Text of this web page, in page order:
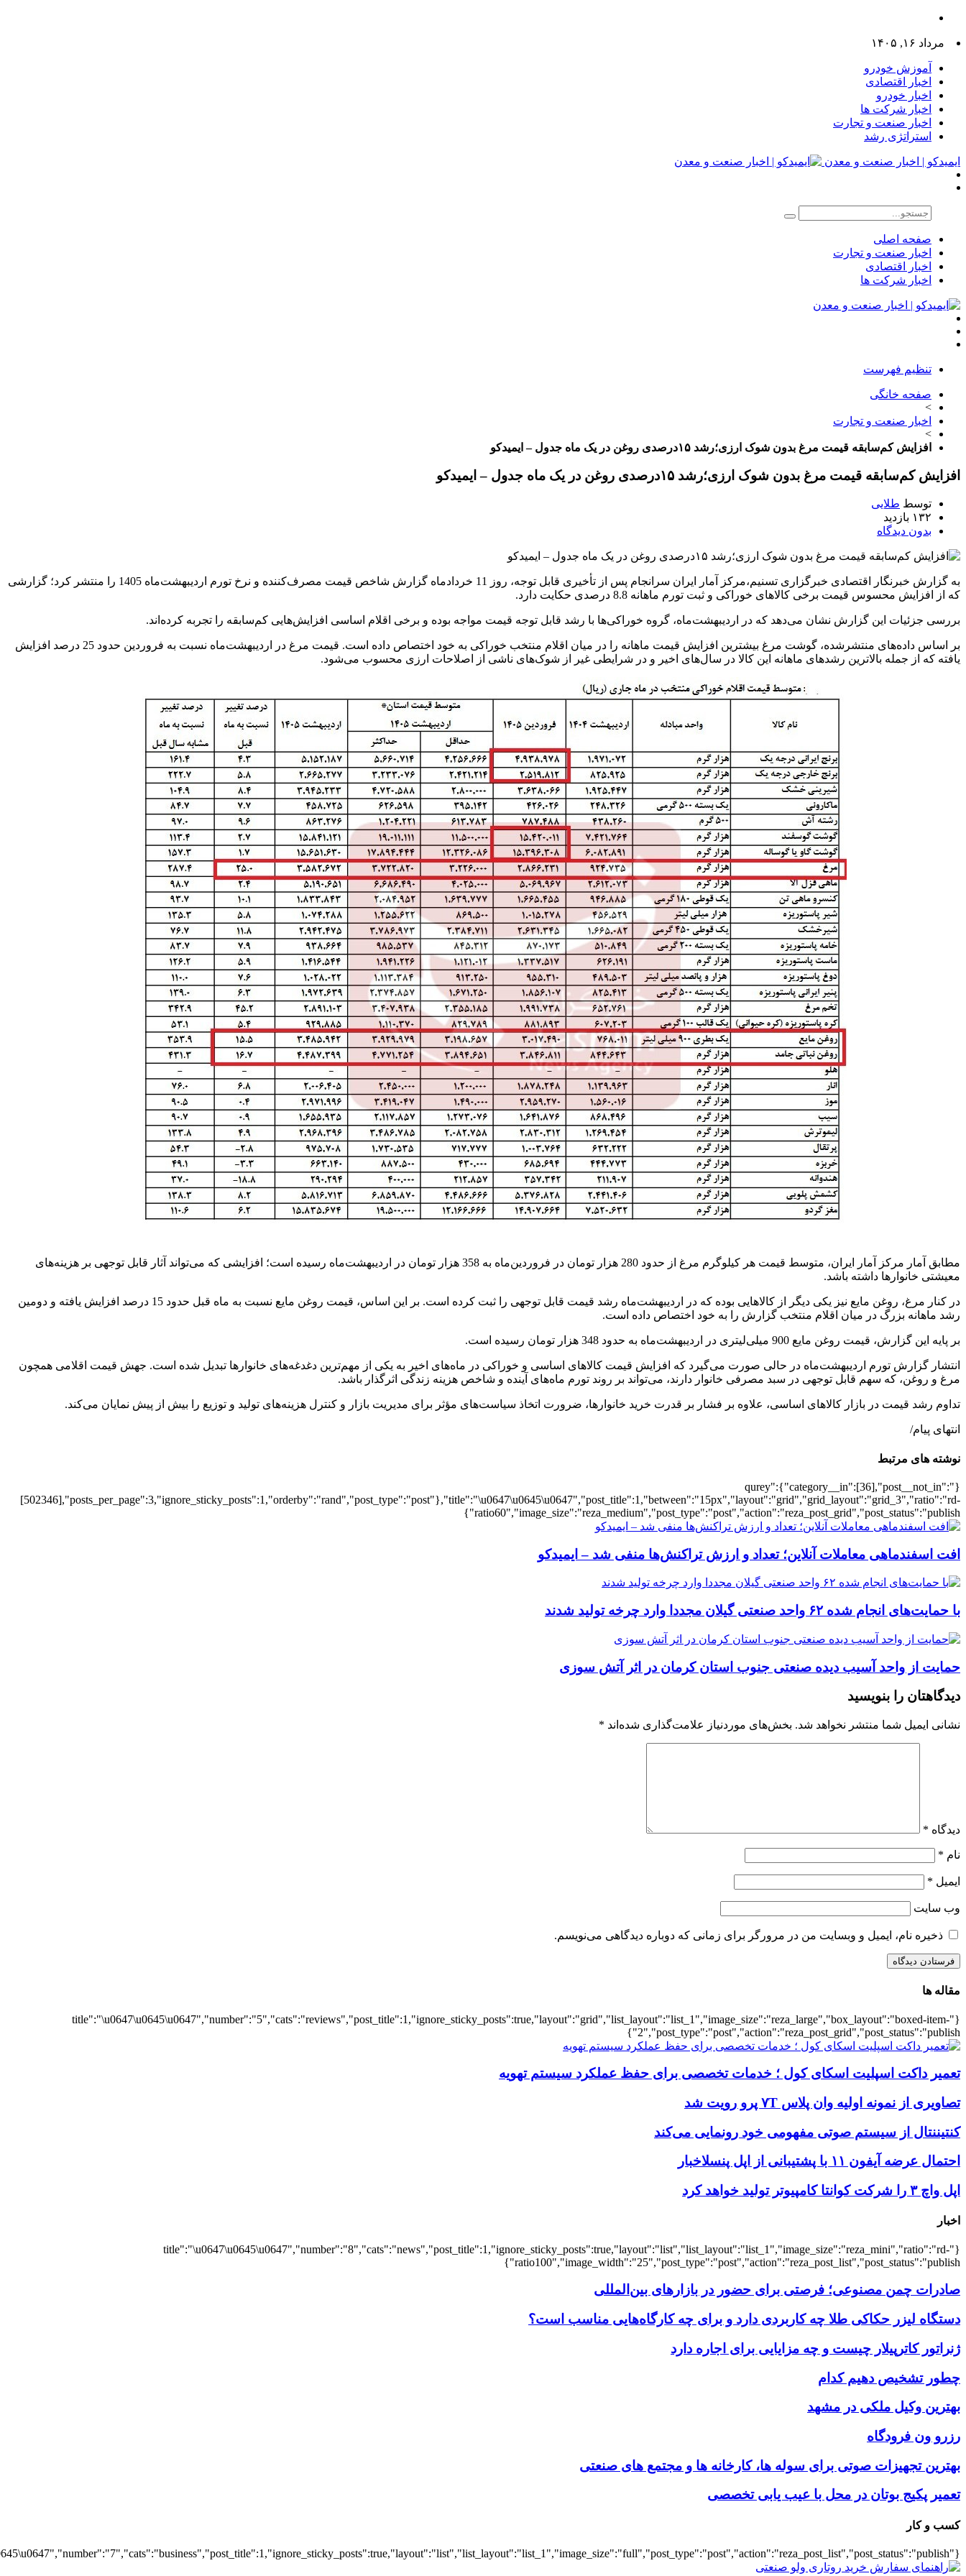
مرداد ۱۶, ۱۴۰۵
آموزش خودرو
اخبار اقتصادی
اخبار خودرو
اخبار شرکت ها
اخبار صنعت و تجارت
استراتژی رشد
ایمیدکو | اخبار صنعت و معدن
صفحه اصلی
اخبار صنعت و تجارت
اخبار اقتصادی
اخبار شرکت ها
تنظیم فهرست
صفحه خانگی
>
اخبار صنعت و تجارت
>
افزایش کم‌سابقه قیمت مرغ بدون شوک ارزی؛رشد ۱۵درصدی روغن در یک ماه جدول – ایمیدکو
افزایش کم‌سابقه قیمت مرغ بدون شوک ارزی؛رشد ۱۵درصدی روغن در یک ماه جدول – ایمیدکو
توسط طلایی
۱۳۲ بازدید
بدون دیدگاه
به گزارش خبرنگار اقتصادی خبرگزاری تسنیم،مرکز آمار ایران سرانجام پس از تأخیری قابل توجه، روز 11 خردادماه گزارش شاخص قیمت مصرف‌کننده و نرخ تورم اردیبهشت‌ماه 1405 را منتشر کرد؛ گزارشی
که از افزایش محسوس قیمت برخی کالاهای خوراکی و ثبت تورم ماهانه 8.8 درصدی حکایت دارد.
بررسی جزئیات این گزارش نشان می‌دهد که در اردیبهشت‌ماه، گروه خوراکی‌ها با رشد قابل توجه قیمت مواجه بوده و برخی اقلام اساسی افزایش‌هایی کم‌سابقه را تجربه کرده‌اند.
بر اساس داده‌های منتشرشده، گوشت مرغ بیشترین افزایش قیمت ماهانه را در میان اقلام منتخب خوراکی به خود اختصاص داده است. قیمت مرغ در اردیبهشت‌ماه نسبت به فروردین حدود 25 درصد افزایش
یافته که از جمله بالاترین رشدهای ماهانه این کالا در سال‌های اخیر و در شرایطی غیر از شوک‌های ناشی از اصلاحات ارزی محسوب می‌شود.
مطابق آمار مرکز آمار ایران، متوسط قیمت هر کیلوگرم مرغ از حدود 280 هزار تومان در فروردین‌ماه به 358 هزار تومان در اردیبهشت‌ماه رسیده است؛ افزایشی که می‌تواند آثار قابل توجهی بر هزینه‌های
معیشتی خانوارها داشته باشد.
در کنار مرغ، روغن مایع نیز یکی دیگر از کالاهایی بوده که در اردیبهشت‌ماه رشد قیمت قابل توجهی را ثبت کرده است. بر این اساس، قیمت روغن مایع نسبت به ماه قبل حدود 15 درصد افزایش یافته و دومین
رشد ماهانه بزرگ در میان اقلام منتخب گزارش را به خود اختصاص داده است.
بر پایه این گزارش، قیمت روغن مایع 900 میلی‌لیتری در اردیبهشت‌ماه به حدود 348 هزار تومان رسیده است.
انتشار گزارش تورم اردیبهشت‌ماه در حالی صورت می‌گیرد که افزایش قیمت کالاهای اساسی و خوراکی در ماه‌های اخیر به یکی از مهم‌ترین دغدغه‌های خانوارها تبدیل شده است. جهش قیمت اقلامی همچون
مرغ و روغن، که سهم قابل توجهی در سبد مصرفی خانوار دارند، می‌تواند بر روند تورم ماه‌های آینده و شاخص هزینه زندگی اثرگذار باشد.
تداوم رشد قیمت در بازار کالاهای اساسی، علاوه بر فشار بر قدرت خرید خانوارها، ضرورت اتخاذ سیاست‌های مؤثر برای مدیریت بازار و کنترل هزینه‌های تولید و توزیع را بیش از پیش نمایان می‌کند.
انتهای پیام/
نوشته های مرتبط
{"qurey":{"category__in":[36],"post__not_in":
[502346],"posts_per_page":3,"ignore_sticky_posts":1,"orderby":"rand","post_type":"post"},"title":"\u0647\u0645\u0647","post_title":1,"between":"15px","layout":"grid","grid_layout":"grid_3","ratio":"rd-
ratio60","image_size":"reza_medium","post_type":"post","action":"reza_post_grid","post_status":"publish"}
افت اسفندماهی معاملات آنلاین؛ تعداد و ارزش تراکنش‌ها منفی شد – ایمیدکو
با حمایت‌های انجام شده ۶۲ واحد صنعتی گیلان مجددا وارد چرخه تولید شدند
حمایت از واحد آسیب دیده صنعتی جنوب استان کرمان در اثر آتش سوزی
دیدگاهتان را بنویسید
نشانی ایمیل شما منتشر نخواهد شد. بخش‌های موردنیاز علامت‌گذاری شده‌اند *
دیدگاه *
نام *
ایمیل *
وب‌ سایت
ذخیره نام، ایمیل و وبسایت من در مرورگر برای زمانی که دوباره دیدگاهی می‌نویسم.
مقاله ها
{"title":"\u0647\u0645\u0647","number":"5","cats":"reviews","post_title":1,"ignore_sticky_posts":true,"layout":"grid","list_layout":"list_1","image_size":"reza_large","box_layout":"boxed-item-
2","post_type":"post","action":"reza_post_grid","post_status":"publish"}
تعمیر داکت اسپلیت اسکای کول ؛ خدمات تخصصی برای حفظ عملکرد سیستم تهویه
تصاویری از نمونه اولیه وان پلاس ۷T پرو رویت شد
کنتیننتال از سیستم صوتی مفهومی خود رونمایی می‌کند
احتمال عرضه آیفون ۱۱ با پشتیبانی از اپل پنسلاخبار
اپل واچ ۳ را شرکت کوانتا کامپیوتر تولید خواهد کرد
اخبار
{"title":"\u0647\u0645\u0647","number":"8","cats":"news","post_title":1,"ignore_sticky_posts":true,"layout":"list","list_layout":"list_1","image_size":"reza_mini","ratio":"rd-
ratio100","image_width":"25","post_type":"post","action":"reza_post_list","post_status":"publish"}
صادرات چمن مصنوعی؛ فرصتی برای حضور در بازارهای بین‌المللی
دستگاه لیزر حکاکی طلا چه کاربردی دارد و برای چه کارگاه‌هایی مناسب است؟
ژنراتور کاترپیلار چیست و چه مزایایی برای اجاره دارد
چطور تشخیص دهیم کدام
بهترین وکیل ملکی در مشهد
رزرو ون فرودگاه
بهترین تجهیزات صوتی برای سوله‌ ها، کارخانه‌ ها و مجتمع‌ های صنعتی
تعمیر پکیج بوتان در محل با عیب یابی تخصصی
کسب و کار
{"title":"\u0647\u0645\u0647","number":"7","cats":"business","post_title":1,"ignore_sticky_posts":true,"layout":"list","list_layout":"list_1","image_size":"full","post_type":"post","action":"reza_post_list","post_status":"publish"}